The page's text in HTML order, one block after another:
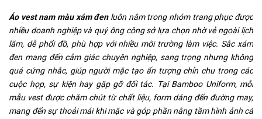
Áo vest nam màu xám đenluôn nằm trong nhóm trang phục được
nhiều doanh nghiệp và quý ông công sở lựa chọn nhờ vẻ ngoài lịch
lãm, dễ phối đồ, phù hợp với nhiều môi trường làm việc. Sắc xám
đen mang đến cảm giác chuyên nghiệp, sang trọng nhưng không
quá cứng nhắc, giúp người mặc tạo ấn tượng chỉn chu trong các
cuộc họp, sự kiện hay gặp gỡ đối tác. Tại Bamboo Uniform, mỗi
mẫu vest được chăm chút từ chất liệu, form dáng đến đường may,
mang đến sự thoải mái khi mặc và góp phần nâng tầm hình ảnh cá